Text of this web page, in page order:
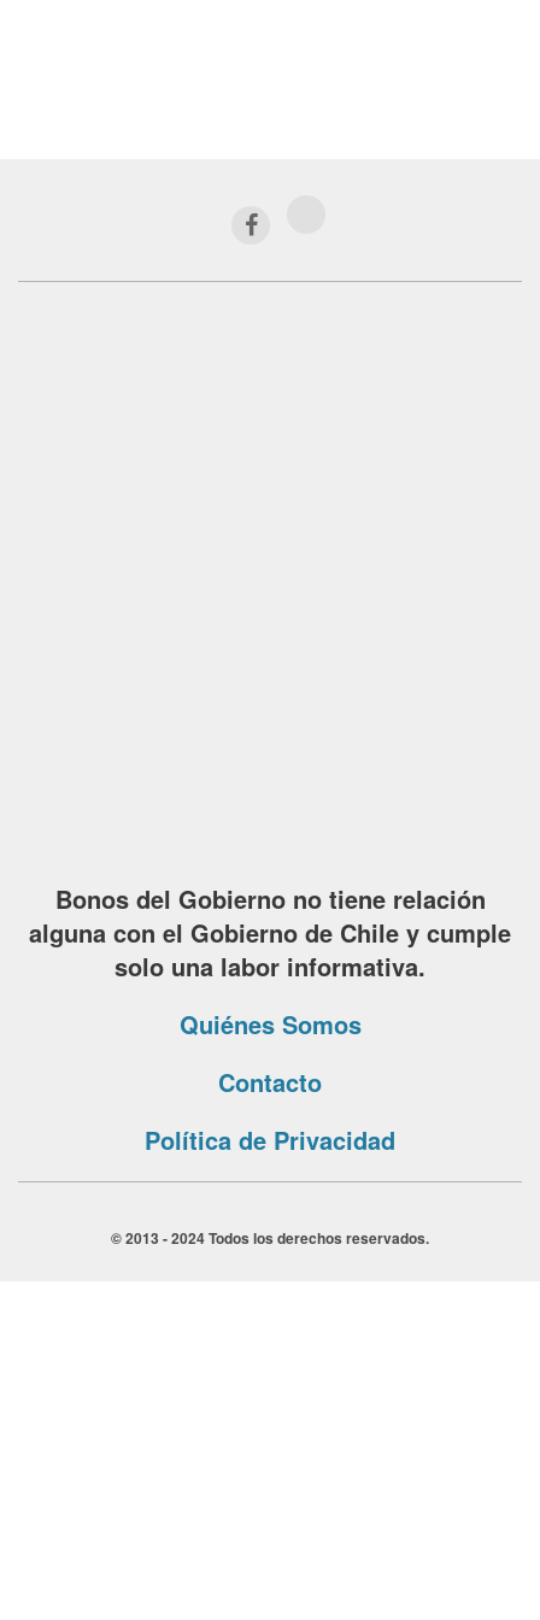
Bonos del Gobierno no tiene relación
alguna con el Gobierno de Chile y cumple
solo una labor informativa.
Quiénes Somos
Contacto
Política de Privacidad
© 2013 - 2024 Todos los derechos reservados.